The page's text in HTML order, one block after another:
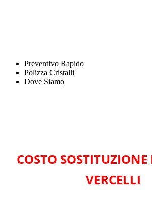
Preventivo Rapido
Polizza Cristalli
Dove Siamo
COSTO
VERCELLI